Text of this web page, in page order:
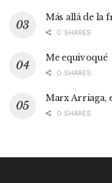
Más allá de la
0 SHARES
Me equivoqué
0 SHARES
Marx Arriaga,
0 SHARES